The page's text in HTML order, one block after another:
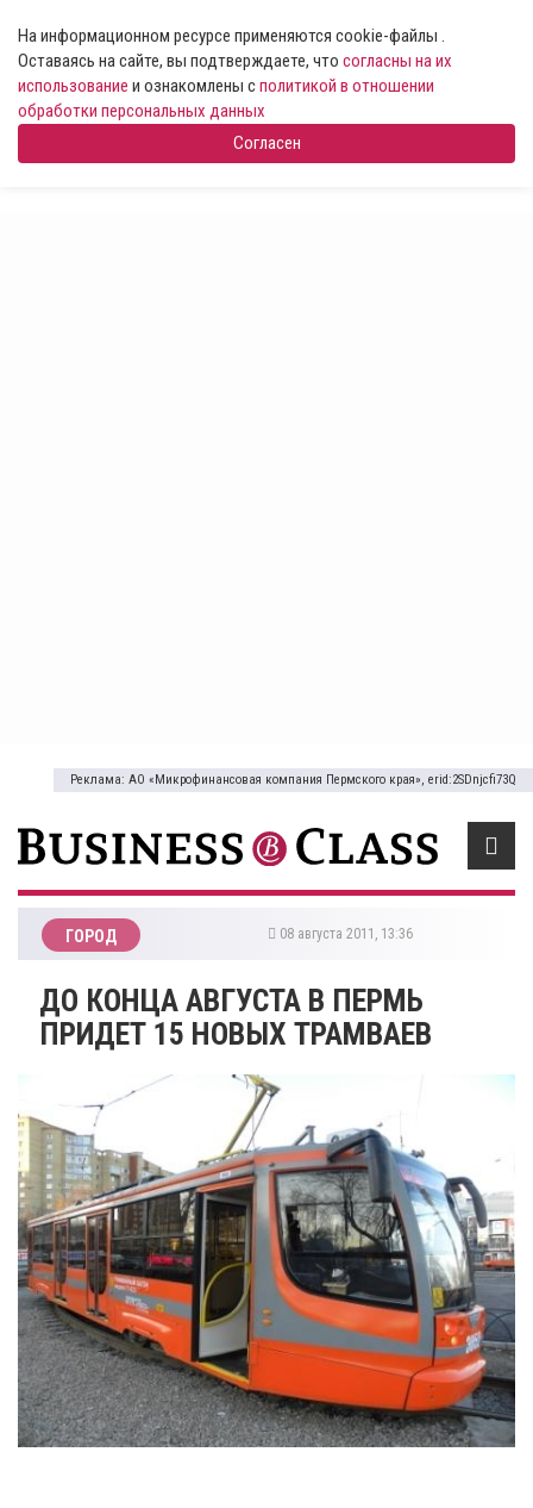
На информационном ресурсе применяются cookie-файлы .
Оставаясь на сайте, вы подтверждаете, что согласны на их
использование и ознакомлены сполитикой в отношении
обработки персональных данных
Согласен
Реклама: АО «Микрофинансовая компания Пермского края», erid:2SDnjcfi73Q
ГОРОД 08 августа 2011, 13:36
ДО КОНЦА АВГУСТА В ПЕРМЬ
ПРИДЕТ 15 НОВЫХ ТРАМВАЕВ